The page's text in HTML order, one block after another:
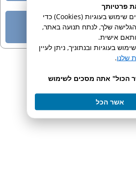
SI Analytics pH
בקטגוריה
18MPRB-
פרטיותך
באתר זה אנו עושים שימוש בעוגיות (Cookies) כדי
שלך, לנתח תנועה באתר,
אישית.
בעוגיות ובנתוניך, ניתן לעיין
שלנו.
הכול" אתה מסכים לשימוש
אשר הכל